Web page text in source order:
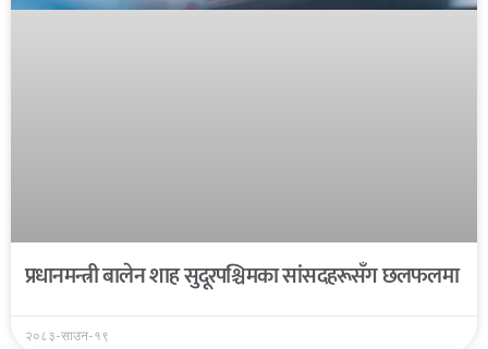
प्रधानमन्त्री बालेन शाह सुदूरपश्चिमका सांसदहरूसँग छलफलमा
२०८३-साउन-१९